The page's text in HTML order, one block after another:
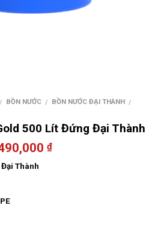
/ BỒN NƯỚC / BỒN NƯỚC ĐẠI THÀNH /
500 Lít Đứng Đại Thành
₫
Đại Thành